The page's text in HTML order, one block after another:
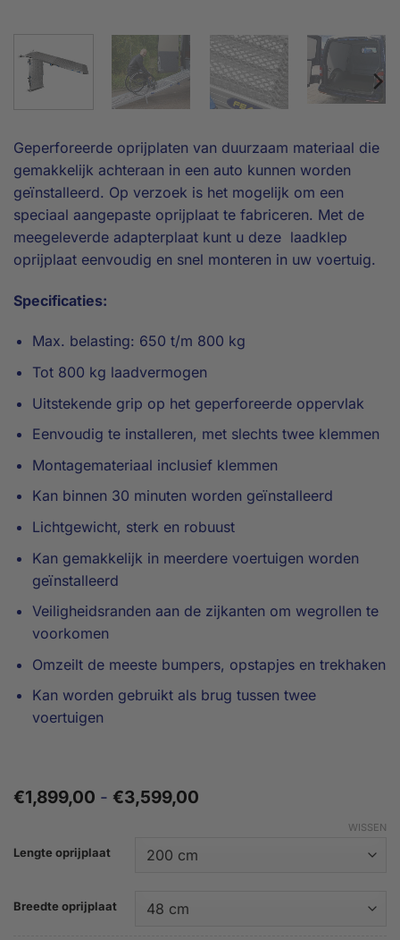
Geperforeerde oprijplaten van duurzaam materiaal die
gemakkelijk achteraan in een auto kunnen worden
geïnstalleerd. Op verzoek is het mogelijk om een
speciaal aangepaste oprijplaat te fabriceren. Met de
meegeleverde adapterplaat kunt u deze laadklep
oprijplaat eenvoudig en snel monteren in uw voertuig.
Specificaties:
Max. belasting: 650 t/m 800 kg
Tot 800 kg laadvermogen
Uitstekende grip op het geperforeerde oppervlak
Eenvoudig te installeren, met slechts twee klemmen
Montagemateriaal inclusief klemmen
Kan binnen 30 minuten worden geïnstalleerd
Lichtgewicht, sterk en robuust
Kan gemakkelijk in meerdere voertuigen worden
geïnstalleerd
Veiligheidsranden aan de zijkanten om wegrollen te
voorkomen
Omzeilt de meeste bumpers, opstapjes en trekhaken
Kan worden gebruikt als brug tussen twee
voertuigen
€1,899,00 - €3,599,00
Lengte oprijplaat
Breedte oprijplaat
WISSEN